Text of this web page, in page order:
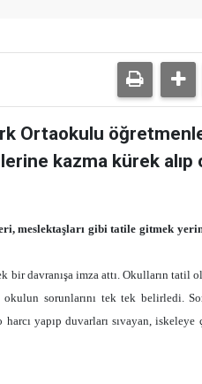
Ortaokulu
kazma kürek alıp
meslektaşları gibi tatile gitmek
davranışa imza attı. Okulların tatil
sorunlarını tek tek belirledi.
yapıp duvarları sıvayan, iskeleye